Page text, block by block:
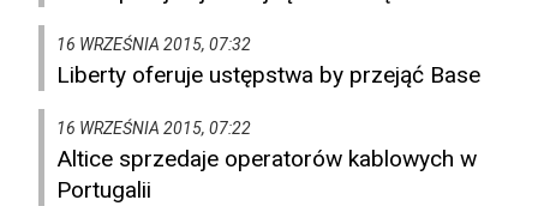
16 WRZEŚNIA 2015, 07:32
Liberty oferuje ustępstwa by przejąć Base
16 WRZEŚNIA 2015, 07:22
Altice sprzedaje operatorów kablowych w
Portugalii